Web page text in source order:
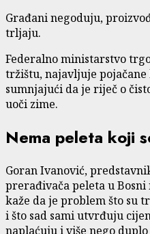
Građani negoduju,
trljaju.
Federalno ministarstvo
tržištu, najavljuje
sumnjajući da je riječ o
uoči zime.
Nema peleta koji
Goran Ivanović,
prerađivača peleta u
kaže da je problem što su
i što sad sami utvrđuju
naplaćuju i više nego